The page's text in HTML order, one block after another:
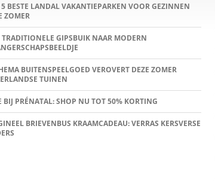
BESTE LANDAL VAKANTIEPARKEN VOOR GEZINNEN
ZOMER
GIPSBUIK NAAR MODERN
BUITENSPEELGOED VEROVERT DEZE ZOMER
TUINEN
BIJ PRÉNATAL: SHOP NU TOT 50% KORTING
BRIEVENBUS KRAAMCADEAU: VERRAS KERSVERSE